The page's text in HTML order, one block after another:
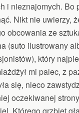
i nieznajomych. Bo
Nikt nie uwierzy,
obcowania ze
(suto ilustrowany
który
mi palec, z
się, nieco
oczekiwanej